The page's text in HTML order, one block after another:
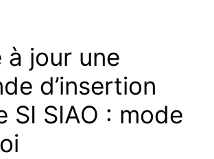
à jour une
d’insertion
SI SIAO : mode